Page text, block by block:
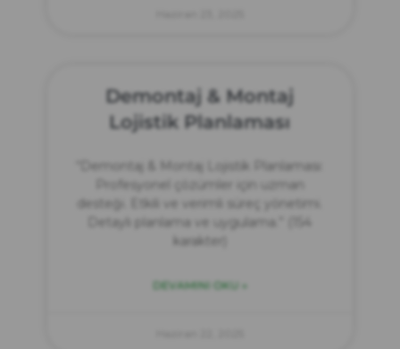
Demontaj & Montaj
Lojistik Planlaması
“Demontaj & Montaj Lojistik Planlaması:
Profesyonel çözümler için uzman
desteği. Etkili ve verimli süreç yönetimi.
Detaylı planlama ve uygulama.” (154
karakter)
DEVAMINI OKU »